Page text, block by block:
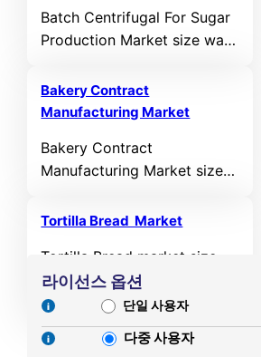
Batch Centrifugal For Sugar
Production Market size was
2024 and is anticipated to
reach USD 2047.28 million
during the forecast period.
Bakery Contract
Manufacturing Market
Bakery Contract
Manufacturing Market size
million in 2024 and is
51318.35 million by 2032, at
a CAGR of 9.19% during the
forecast period.
Tortilla Bread Market
Tortilla Bread market size
was valued USD 45,668.6
Million in 2024 and is
anticipated to reach USD
71,697.34 Million by 2032, at
라이선스 옵션
단일 사용자
다중 사용자